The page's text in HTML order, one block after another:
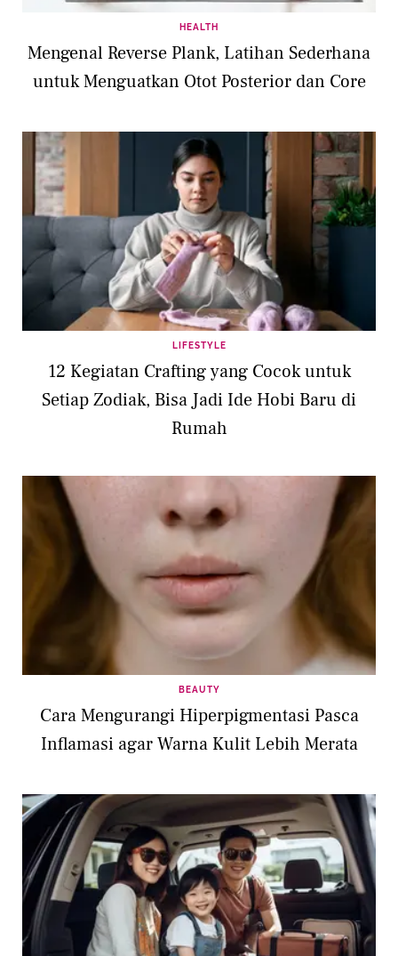
HEALTH
Mengenal Reverse Plank, Latihan Sederhana
untuk Menguatkan Otot Posterior dan Core
LIFESTYLE
12 Kegiatan Crafting yang Cocok untuk
Setiap Zodiak, Bisa Jadi Ide Hobi Baru di
Rumah
BEAUTY
Cara Mengurangi Hiperpigmentasi Pasca
Inflamasi agar Warna Kulit Lebih Merata